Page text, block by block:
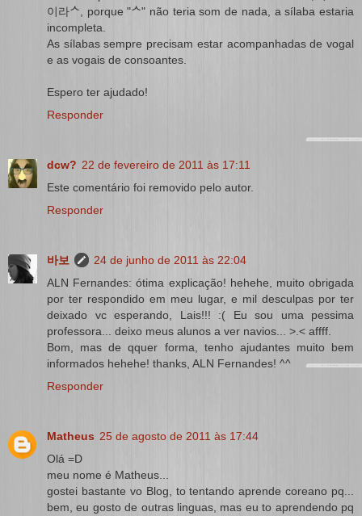
이라ᄉ, porque "ᄉ" não teria som de nada, a sílaba estaria
incompleta.
As sílabas sempre precisam estar acompanhadas de vogal
e as vogais de consoantes.
Espero ter ajudado!
Responder
dcw? 22 de fevereiro de 2011 às 17:11
Este comentário foi removido pelo autor.
Responder
바보
24 de junho de 2011 às 22:04
ALN Fernandes: ótima explicação! hehehe, muito obrigada
por ter respondido em meu lugar, e mil desculpas por ter
deixado vc esperando, Lais!!! :( Eu sou uma pessima
professora... deixo meus alunos a ver navios... >.< affff.
Bom, mas de qquer forma, tenho ajudantes muito bem
informados hehehe! thanks, ALN Fernandes! ^^
Responder
Matheus 25 de agosto de 2011 às 17:44
Olá =D
meu nome é Matheus...
gostei bastante vo Blog, to tentando aprende coreano pq...
bem, eu gosto de outras linguas, mas eu to aprendendo pq